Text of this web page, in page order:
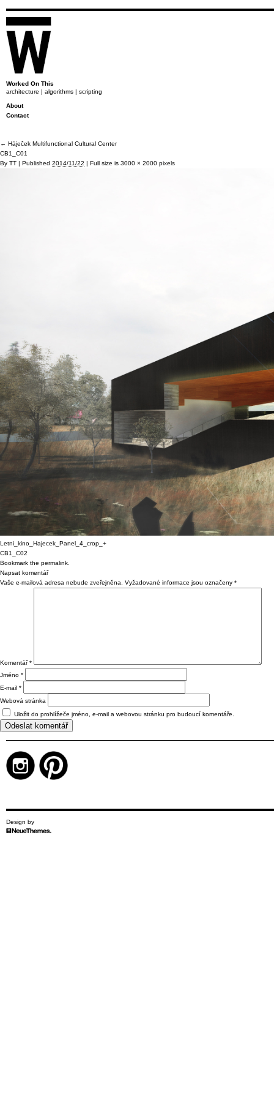
Worked On This
architecture | algorithms | scripting
About
Contact
← Háječek Multifunctional Cultural Center
CB1_C01
By TT | Published 2014/11/22 | Full size is 3000 × 2000 pixels
Letni_kino_Hajecek_Panel_4_crop_+
CB1_C02
Bookmark the permalink
Napsat komentář
Vaše e-mailová adresa nebude zveřejněna.
Vyžadované informace jsou označeny *
Komentář*
Jméno *
E-mail *
Webová stránka
Uložit do prohlížeče jméno, e-mail a webovou stránku pro budoucí komentáře.
Design by